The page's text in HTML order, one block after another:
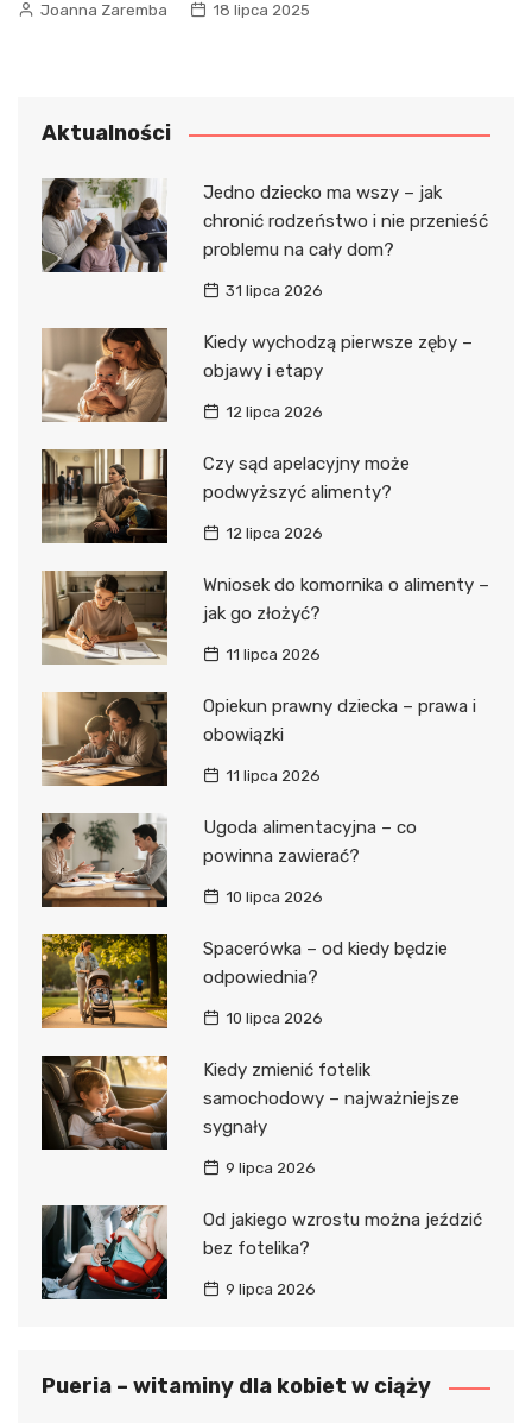
Joanna Zaremba 18 lipca 2025
Aktualności
Jedno dziecko ma wszy – jak
chronić rodzeństwo i nie przenieść
problemu na cały dom?
31 lipca 2026
Kiedy wychodzą pierwsze zęby –
objawy i etapy
12 lipca 2026
Czy sąd apelacyjny może
podwyższyć alimenty?
12 lipca 2026
Wniosek do komornika o alimenty –
jak go złożyć?
11 lipca 2026
Opiekun prawny dziecka – prawa i
obowiązki
11 lipca 2026
Ugoda alimentacyjna – co
powinna zawierać?
10 lipca 2026
Spacerówka – od kiedy będzie
odpowiednia?
10 lipca 2026
Kiedy zmienić fotelik
samochodowy – najważniejsze
sygnały
9 lipca 2026
Od jakiego wzrostu można jeździć
bez fotelika?
9 lipca 2026
Pueria – witaminy dla kobiet w ciąży